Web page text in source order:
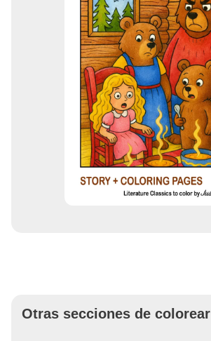
Otras secciones de colorear